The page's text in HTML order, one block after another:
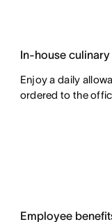
In-house
Enjoy a daily
ordered to the
Employee